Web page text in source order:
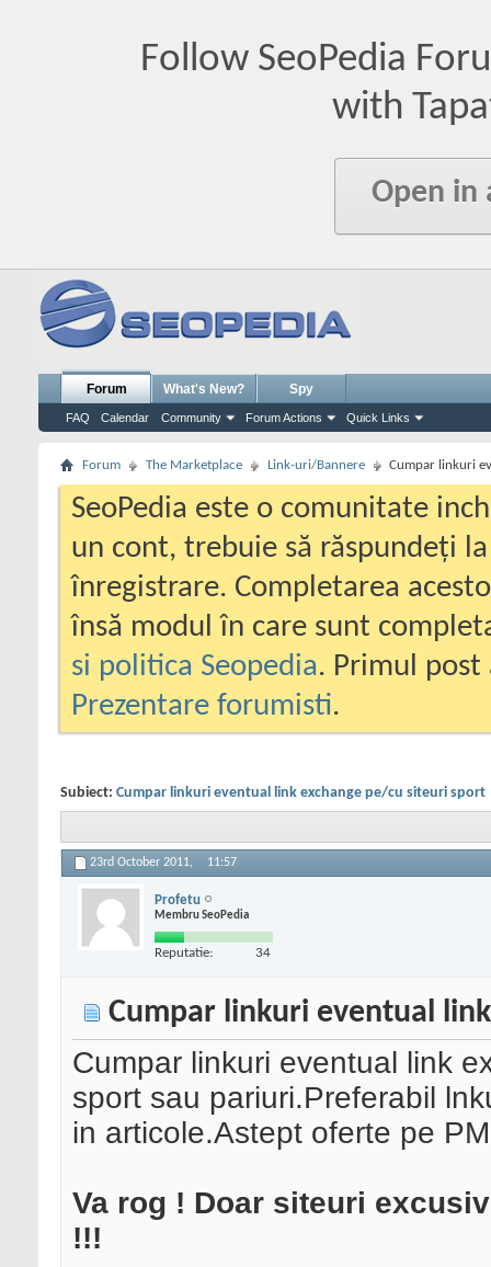
Follow SeoPedia
with
Open in
Forum
FAQ Calendar Community Forum Actions Quick Links
What's New? Spy
Forum The Marketplace Link-uri/Bannere Cumpar linkuri
SeoPedia este o comunitate
un cont, trebuie să răspundeți
înregistrare. Completarea
însă modul în care sunt
si politica Seopedia. Primul
Prezentare forumisti.
Subiect: Cumpar linkuri eventual link exchange pe/cu siteuri sport
23rd October 2011, 11:57
Profetu
Membru SeoPedia
Reputatie: 34
Cumpar linkuri eventual
Cumpar linkuri eventual link
sport sau pariuri.Preferabil
in articole.Astept oferte pe
Va rog ! Doar siteuri
!!!